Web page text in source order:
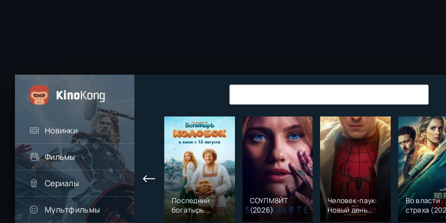
Новинки
Фильмы
Сериалы
Мультфильмы
Последний
богатырь.
Колобок (2026)
СОУЛМ8ЙТ
(2026)
Человек-паук:
Новый день
(2026)
Во власти
страха